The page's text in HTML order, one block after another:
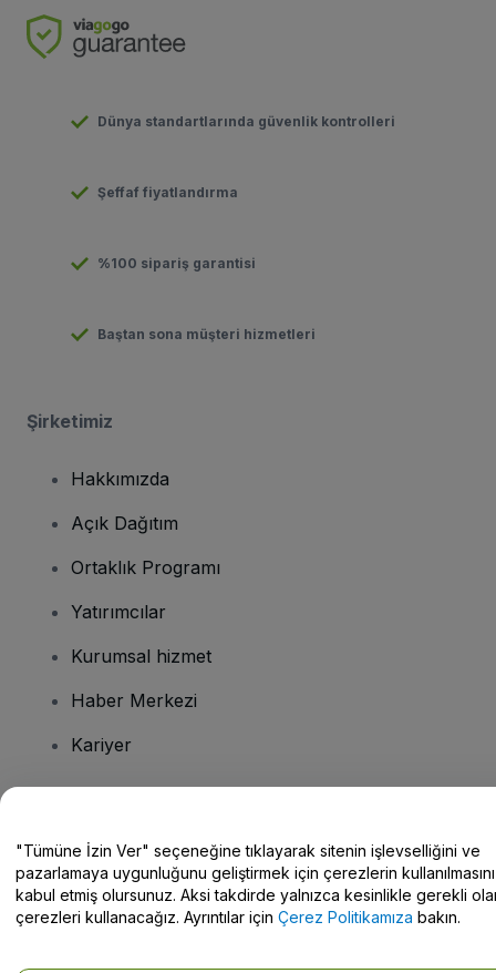
Dünya standartlarında güvenlik kontrolleri
Şeffaf fiyatlandırma
%100 sipariş garantisi
Baştan sona müşteri hizmetleri
Şirketimiz
Hakkımızda
Açık Dağıtım
Ortaklık Programı
Yatırımcılar
Kurumsal hizmet
Haber Merkezi
Kariyer
Yardım Merkezi / Bize Ulaşın
"Tümüne İzin Ver" seçeneğine tıklayarak sitenin işlevselliğini ve
pazarlamaya uygunluğunu geliştirmek için çerezlerin kullanılmasını
kabul etmiş olursunuz. Aksi takdirde yalnızca kesinlikle gerekli
çerezleri kullanacağız. Ayrıntılar için Çerez Politikamıza bakın.